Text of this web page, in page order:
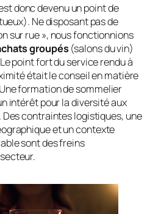
donc devenu un point de
Ne disposant pas de
sur rue », nous fonctionnions
groupés (salons du vin)
Le point fort du service rendu à
était le conseil en matière
formation de sommelier
intérêt pour la diversité aux
contraintes logistiques, une
et un contexte
sont des freins